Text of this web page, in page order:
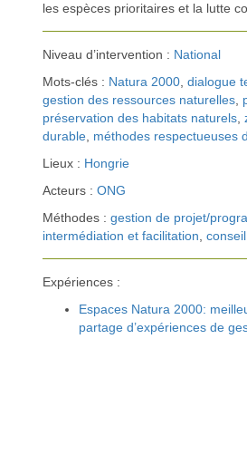
les espèces prioritaires et la lutte
Niveau d’intervention : National
Mots-clés : Natura 2000, dialogue
gestion des ressources naturelles,
préservation des habitats naturels,
durable, méthodes respectueuses
Lieux : Hongrie
Acteurs : ONG
Méthodes : gestion de projet/
intermédiation et facilitation conseil
Expériences :
Espaces Natura 2000:
partage d’expériences de